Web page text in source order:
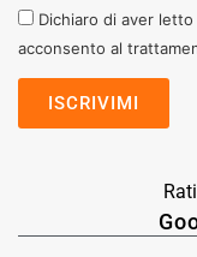
Dichiaro di aver letto
acconsento al